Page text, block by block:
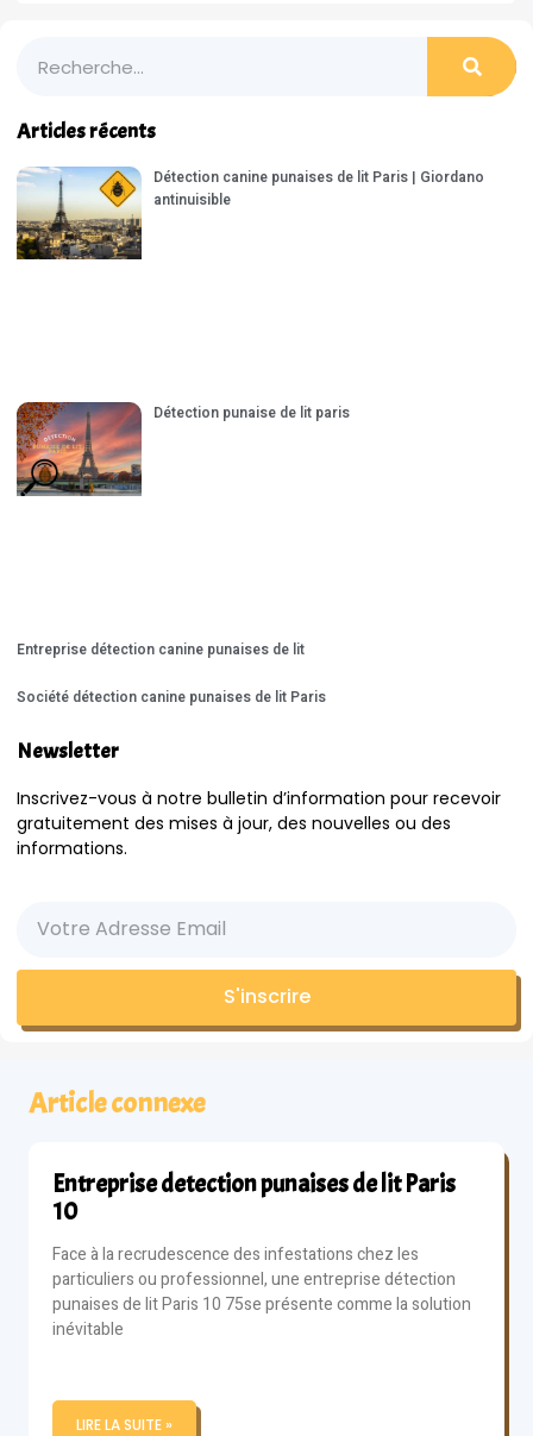
Articles récents
Détection canine punaises de lit Paris | Giordano
antinuisible
Détection punaise de lit paris
Entreprise détection canine punaises de lit
Société détection canine punaises de lit Paris
Newsletter
Inscrivez-vous à notre bulletin d’information pour recevoir
gratuitement des mises à jour, des nouvelles ou des
informations.
S'inscrire
Article connexe
Entreprise detection punaises de lit Paris
10
Face à la recrudescence des infestations chez les
particuliers ou professionnel, une entreprise détection
punaises de lit Paris 10 75se présente comme la solution
inévitable
LIRE LA SUITE »